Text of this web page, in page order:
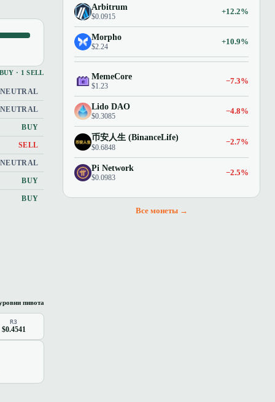
· 1 SELL
NEUTRAL
NEUTRAL
BUY
SELL
NEUTRAL
BUY
BUY
пивота
R3
$0.4541
Arbitrum
$0.0915
+12.2%
Morpho
$2.24
+10.9%
MemeCore
$1.23
−7.3%
Lido DAO
$0.3085
−4.8%
币安人生 (BinanceLife)
$0.6848
−2.7%
Pi Network
$0.0983
−2.5%
Все монеты →